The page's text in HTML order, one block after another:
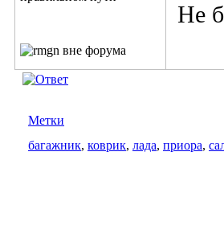
Не
Метки
багажник, коврик, лада, приора,